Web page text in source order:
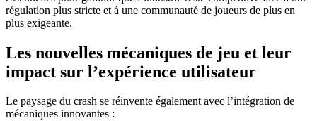
régulation plus stricte et à une communauté de joueurs de plus en
plus exigeante.
Les nouvelles mécaniques de jeu et leur
impact sur l’expérience utilisateur
Le paysage du crash se réinvente également avec l’intégration de
mécaniques innovantes :